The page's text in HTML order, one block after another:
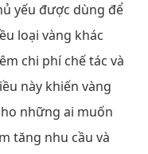
yếu được dùng để
loại vàng khác
chi phí chế tác và
này khiến vàng
những ai muốn
tăng nhu cầu và